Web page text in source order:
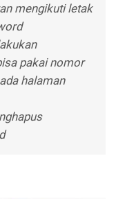
mengikuti letak
pakai nomor
halaman